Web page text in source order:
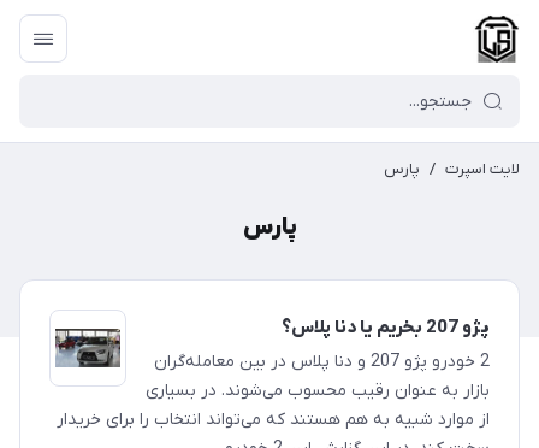
لایت اسپرت / پارس
پارس
پژو 207 بخریم یا دنا پلاس؟
2 خودرو پژو 207 و دنا پلاس در بین معامله‌گران
بازار به عنوان رقیب محسوب می‌شوند. در بسیاری
از موارد شبیه به هم هستند که می‌تواند انتخاب را برای خریدار